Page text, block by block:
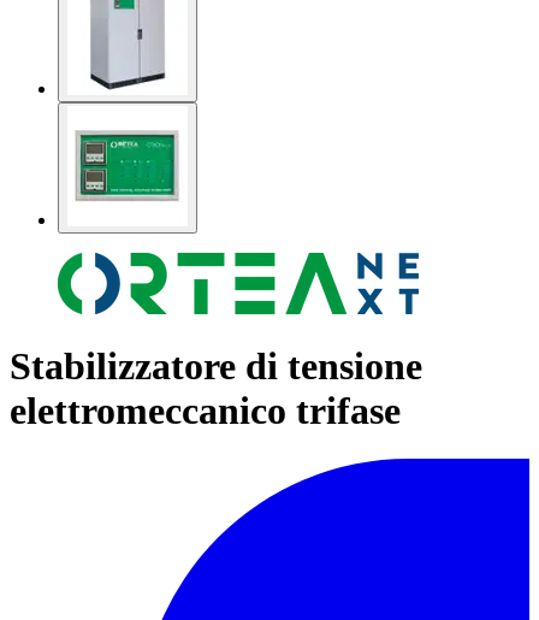
Stabilizzatore di tensione
elettromeccanico trifase